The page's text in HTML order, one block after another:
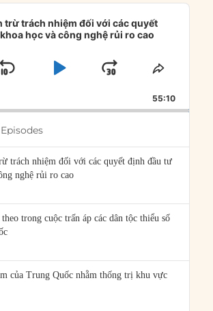
trừ trách nhiệm đối với các quyết
học và công nghệ rủi ro cao
SKIP
PLAYJUMP
FORWARD
SHARE
55:10
trách nhiệm đối với các quyết định đầu tư
nghệ rủi ro cao
trong cuộc trấn áp các dân tộc thiểu số
của Trung Quốc nhằm thống trị khu vực